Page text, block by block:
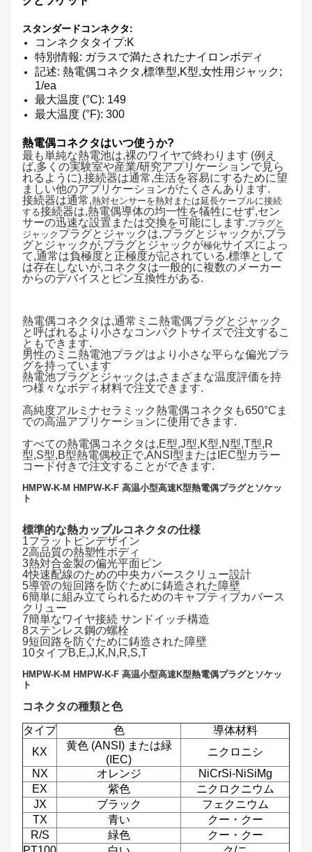
スタンダードコンネクタ:
コンネクタタイプ:K
特別情報: ガラスで満たされたナイロンボディ
記述: 熱電偶コネクタ,標準型,K型,女性用ジャック;
1/ea
最大温度 (°C): 149
最大温度 (°F): 300
熱電偶コネクタはいつ使うか?
最も単純な熱電池は,裸のワイヤで終わります (例え
ば,多くの実験室や産業/研究アプリケーションで見ら
れるように).接続器は通常,生活を容易にするために望
ましい他のアプリケーションがたくさんあります.
接続器は通常,熱対センサーを熱対または延長ケーブルに接続
する接続器は,熱電偶導体の均一性を犠牲にせず,セン
サーの迅速な設置または交換を可能にします.プラグと
ジャック プラグとジャックは,プラグとジャックが,プラ
グとジャックが,プラグとジャックが極化サイズによっ
て,通常は負極度と正極度が記されている.標準として
は存在しないが,コネクタは一般的に複数のメーカー
からのデバイスとピン互換性がある.
熱電偶コネクタは,通常ミニ熱電偶プラグとジャック
と呼ばれるより小さなコンパクトサイズで注文するこ
ともできます.
男性のミニ熱電池プラグはより小さな平らな偏光プラ
グを持っています
熱電池プラグとジャックは,さまざまな温度評価を持
つ様々なボディ材料で注文できます.
高純度アルミナセラミック熱電偶コネクタも650°Cま
での高温アプリケーションに使用できます.
すべての熱電偶コネクタは,E型,J型,K型,N型,T型,R
型,S型,B型熱電偶校正で,ANSI型またはIEC型カラー
コード付きで注文することができます.
HMPW-K-M HMPW-K-F 高温小型高速K型熱電偶プラグとソケッ
ト
標準的な熱カップルコネクタの仕様
1フラットピンデザイン
2高品質の熱塑性ボディ
3熱対合金製の偏光平面ピン
4快速配線のための中央カバースクリュー設計
5導管の短回路を防ぐために鋳造された障壁
6簡単に組み立てられるためのキャプティブカバース
クリュー
7簡単なワイヤ接続 サンドイッチ構造
8ステンレス鋼の螺栓
9短回路を防ぐために鋳造された障壁
10タイプB,E,J,K,N,R,S,T
HMPW-K-M HMPW-K-F 高温小型高速K型熱電偶プラグとソケッ
ト
コネクタの種類と色
タイプ
色
導体材料
KX
黄色 (ANSI) または緑
(IEC)
ニクロニシ
NX
オレンジ
NiCrSi-NiSiMg
EX
紫色
ニクロクニウム
JX
ブラック
フェクニウム
TX
青い
クー・クー
R/S
緑色
クー・クー